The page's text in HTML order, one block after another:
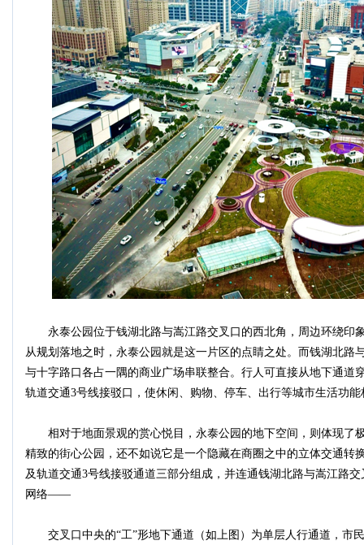
永泰公园位于钱湖北路与嵩江路交叉口的西北角，周边环绕印
从规划落地之时，永泰公园就是这一片区的点睛之处。而钱湖北路
与十字路口各占一隅的商业广场串联整合。 行人可直接从地下通道
轨道交通3号线接驳口 ，使休闲、购物、停车、出行等城市生活功
相对于地面景观的赏心悦目， 永泰公园的地下空间，则体现了
精致的街心公园，还不如说它是一个隐藏在商圈之中的立体交通转
及轨道交通3号线接驳通道三部分组成，并连通钱湖北路与嵩江路
网络——
交叉口中央的“工”形地下通道（如上图）为单层人行通道，市